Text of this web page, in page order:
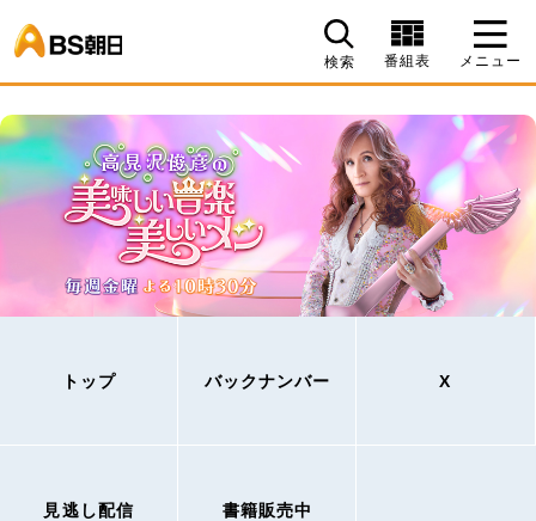
検索 番組表 メニュー
トップ バックナンバー X
見逃し配信 書籍販売中